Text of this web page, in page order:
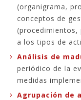
(organigrama,
conceptos de
(procedimientos,
a los tipos de
Análisis de
periódico de la
medidas
Agrupación de